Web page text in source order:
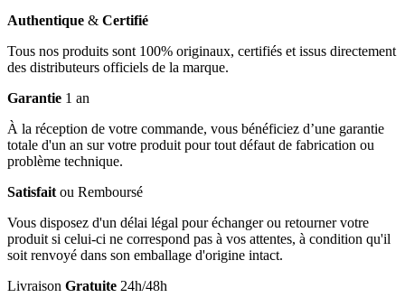
Authentique & Certifié
Tous nos produits sont 100% originaux, certifiés et issus directement
des distributeurs officiels de la marque.
Garantie 1 an
À la réception de votre commande, vous bénéficiez d’une garantie
totale d'un an sur votre produit pour tout défaut de fabrication ou
problème technique.
Satisfait ou Remboursé
Vous disposez d'un délai légal pour échanger ou retourner votre
produit si celui-ci ne correspond pas à vos attentes, à condition qu'il
soit renvoyé dans son emballage d'origine intact.
Livraison Gratuite 24h/48h